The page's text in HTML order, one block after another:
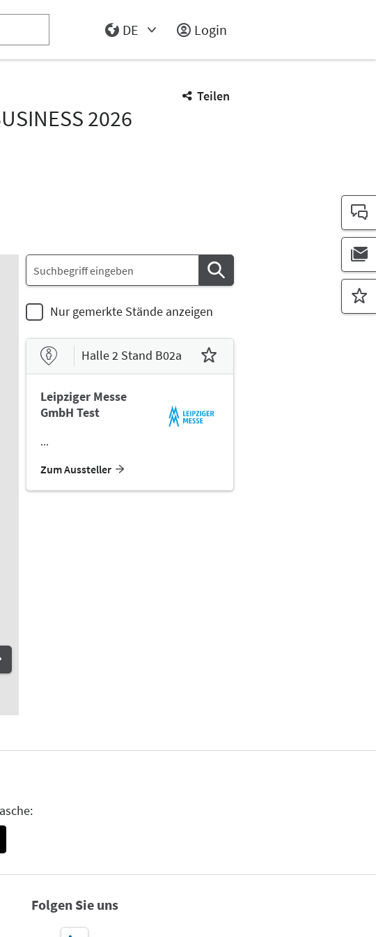
DE
Login
Teilen
2026
Nur gemerkte Stände anzeigen
Halle 2 Stand B02a
Leipziger Messe
GmbH Test
...
Zum Aussteller
Folgen Sie uns